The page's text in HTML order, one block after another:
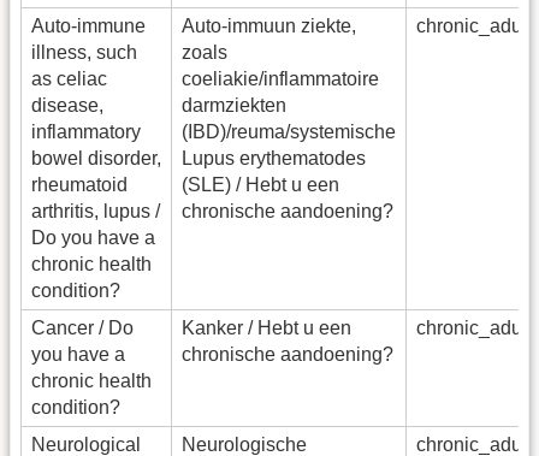
Auto-immune
illness, such
as celiac
disease,
inflammatory
bowel disorder,
rheumatoid
arthritis, lupus /
Do you have a
chronic health
condition?
Auto-immuun ziekte,
zoals
coeliakie/inflammatoire
darmziekten
(IBD)/reuma/systemische
Lupus erythematodes
(SLE) / Hebt u een
chronische aandoening?
Cancer / Do
you have a
chronic health
condition?
Kanker / Hebt u een
chronische aandoening?
Neurological
Neurologische